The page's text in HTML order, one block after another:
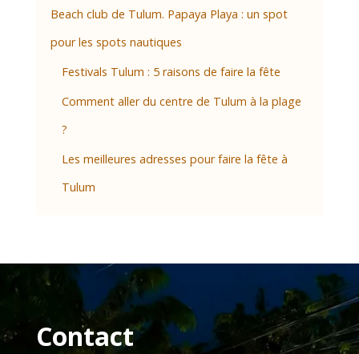
Beach club de Tulum. Papaya Playa : un spot
pour les spots nautiques
Festivals Tulum : 5 raisons de faire la fête
Comment aller du centre de Tulum à la plage
?
Les meilleures adresses pour faire la fête à
Tulum
Contact